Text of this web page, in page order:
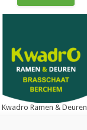
Kwadro Ramen & Deuren